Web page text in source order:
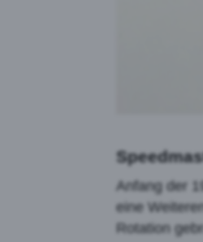
Anfang der
eine
Rotation